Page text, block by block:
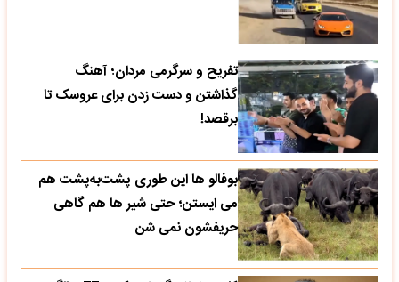
تفریح و سرگرمی مردان؛ آهنگ
گذاشتن و دست زدن برای عروسک تا
برقصد!
بوفالو ها این‌ طوری پشت‌به‌پشت هم
می‌ ایستن؛ حتی شیر ها هم گاهی
حریفشون نمی‌ شن